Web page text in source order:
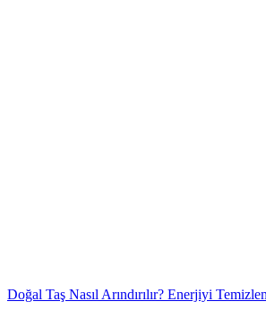
Doğal Taş Nasıl Arındırılır? Enerjiyi